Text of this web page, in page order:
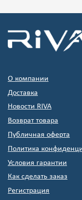
О компании
Доставка
Новости RIVA
Возврат товара
Публичная оферта
Политика
Условия гарантии
Как сделать заказ
Регистрация